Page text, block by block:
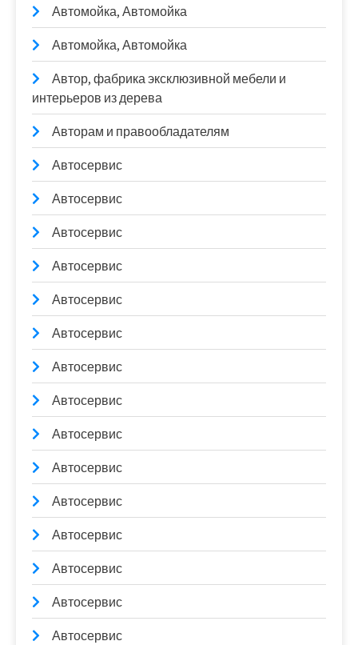
Автомойка, Автомойка
Автомойка, Автомойка
Автор, фабрика эксклюзивной мебели и
интерьеров из дерева
Авторам и правообладателям
Автосервис
Автосервис
Автосервис
Автосервис
Автосервис
Автосервис
Автосервис
Автосервис
Автосервис
Автосервис
Автосервис
Автосервис
Автосервис
Автосервис
Автосервис